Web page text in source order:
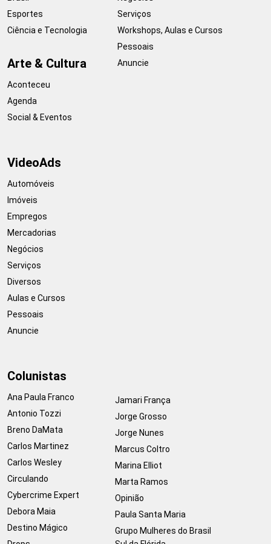
Esportes
Ciência e Tecnologia
Arte & Cultura
Aconteceu
Agenda
Social & Eventos
Serviços
Workshops, Aulas e Cursos
Pessoais
Anuncie
VideoAds
Automóveis
Imóveis
Empregos
Mercadorias
Negócios
Serviços
Diversos
Aulas e Cursos
Pessoais
Anuncie
Colunistas
Ana Paula Franco
Antonio Tozzi
Breno DaMata
Carlos Martinez
Carlos Wesley
Circulando
Cybercrime Expert
Debora Maia
Destino Mágico
Jamari França
Jorge Grosso
Jorge Nunes
Marcus Coltro
Marina Elliot
Marta Ramos
Opinião
Paula Santa Maria
Grupo Mulheres do Brasil